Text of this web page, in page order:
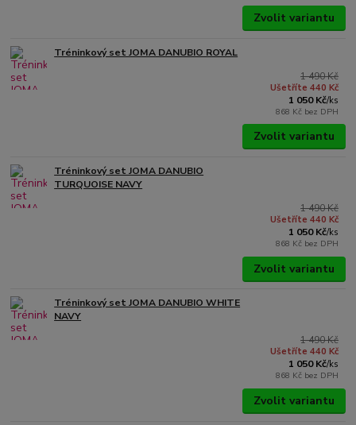
Zvolit variantu
Tréninkový set JOMA DANUBIO ROYAL
1 490 Kč
Ušetříte 440 Kč
1 050 Kč/ks
868 Kč bez DPH
Zvolit variantu
Tréninkový set JOMA DANUBIO
TURQUOISE NAVY
1 490 Kč
Ušetříte 440 Kč
1 050 Kč/ks
868 Kč bez DPH
Zvolit variantu
Tréninkový set JOMA DANUBIO WHITE
NAVY
1 490 Kč
Ušetříte 440 Kč
1 050 Kč/ks
868 Kč bez DPH
Zvolit variantu